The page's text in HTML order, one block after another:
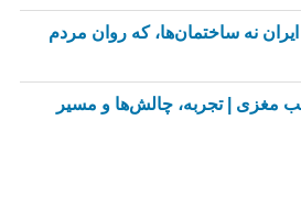
نه ساختمان‌ها، که روان مردم
مغزی | تجربه، چالش‌ها و مسیر